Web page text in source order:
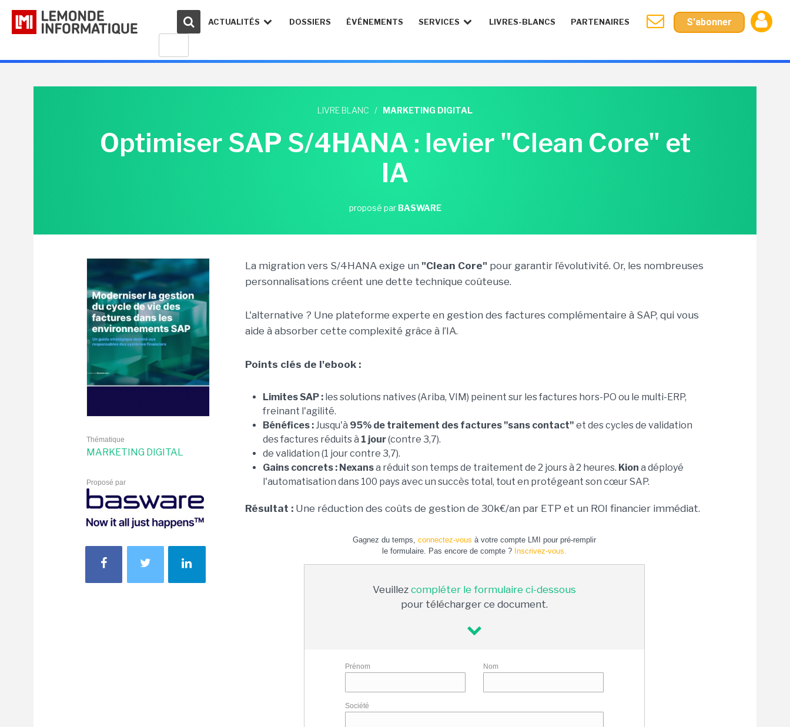
ACTUALITÉS DOSSIERS ÉVÉNEMENTS SERVICES LIVRES-BLANCS PARTENAIRES S'abonner
LIVRE BLANC / MARKETING DIGITAL
Optimiser SAP S/4HANA : levier "Clean Core" et
IA
proposé par BASWARE
Thématique
MARKETING DIGITAL
Proposé par
La migration vers S/4HANA exige un "Clean Core" pour garantir l’évolutivité. Or, les nombreuses
personnalisations créent une dette technique coûteuse.
L'alternative ? Une plateforme experte en gestion des factures complémentaire à SAP, qui vous
aide à absorber cette complexité grâce à l’IA.
Points clés de l'ebook :
Limites SAP : les solutions natives (Ariba, VIM) peinent sur les factures hors-PO ou le multi-ERP,
freinant l'agilité.
Bénéfices :Jusqu'à 95% de traitement des factures "sans contact" et des cycles de validation
des factures réduits à 1 jour(contre 3,7).
de validation (1 jour contre 3,7).
Gains concrets : Nexansa réduit son temps de traitement de 2 jours à 2 heures. Kion a déployé
l'automatisation dans 100 pays avec un succès total, tout en protégeant son cœur SAP.
Résultat : Une réduction des coûts de gestion de 30k€/an par ETP et un ROI financier immédiat.
Gagnez du temps, connectez-vous à votre compte LMI pour pré-remplir
le formulaire. Pas encore de compte ? Inscrivez-vous.
Veuillez compléter le formulaire ci-dessous
pour télécharger ce document.
Prénom Nom
Société